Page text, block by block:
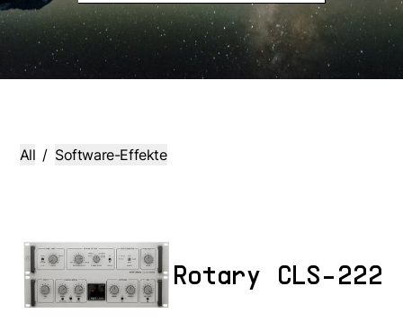
Keine Ergebnisse gefunden
All / Software-Effekte
Rotary CLS-222